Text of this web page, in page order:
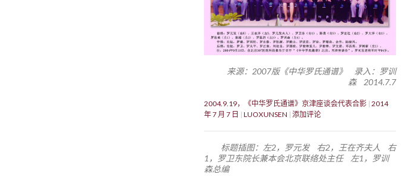
来源：2007版《中华罗氏通谱》 录入：罗训
森 2014.7.7
2004.9.19，《中华罗氏通谱》京津座谈会代表合影 2014
年 7 月 7 日
LUOXUNSEN 添加评论
标题插图：左2，罗元发 右2，王在齐夫人 右
1，罗卫东院长兼本会北京联络处主任 左1，罗训
森总编